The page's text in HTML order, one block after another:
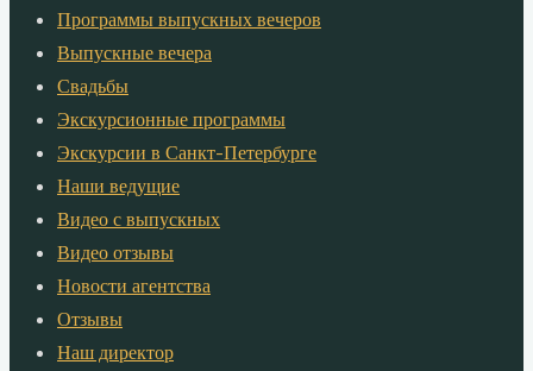
Программы выпускных вечеров
Выпускные вечера
Свадьбы
Экскурсионные программы
Экскурсии в Санкт-Петербурге
Наши ведущие
Видео с выпускных
Видео отзывы
Новости агентства
Отзывы
Наш директор